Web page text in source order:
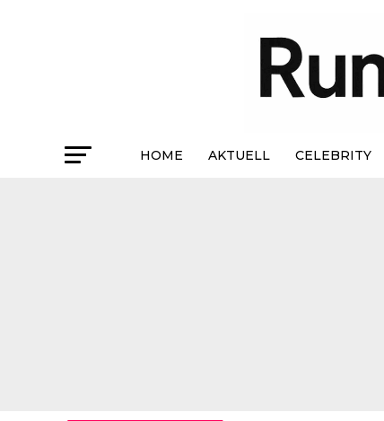
HOME AKTUELL CELEBRITY